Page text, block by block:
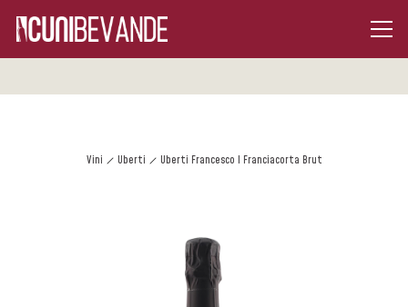
Vini Uberti Uberti Francesco I Franciacorta Brut